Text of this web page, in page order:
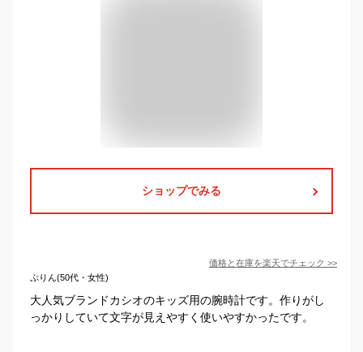
ショップでみる
価格と在庫を楽天でチェック >>
ぷりん(50代・女性)
大人気ブランドカシオのキッズ用の腕時計です。作りがし
っかりしていて文字が見えやすく使いやすかったです。